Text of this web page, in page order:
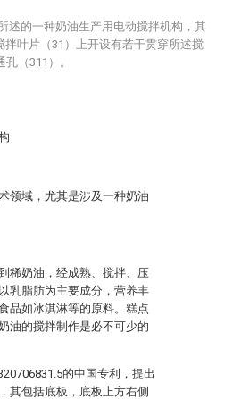
领域，尤其是涉及一种奶油
稀奶油，经成熟、搅拌、压
乳脂肪为主要成分，营养丰
品如冰淇淋等的原料。糕点
油的搅拌制作是必不可少的
的中国专利，提出
其包括底板，底板上方右侧
述的一种奶油生产用电动搅拌机构，其
拌叶片（31）上开设有若干贯穿所述搅
（311）。